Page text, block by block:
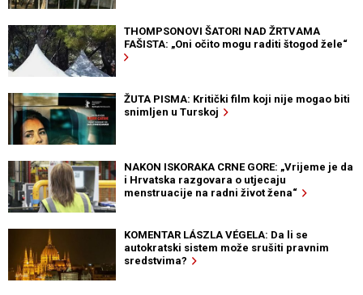
THOMPSONOVI ŠATORI NAD ŽRTVAMA
FAŠISTA: „Oni očito mogu raditi štogod žele“
ŽUTA PISMA: Kritički film koji nije mogao biti
snimljen u Turskoj
NAKON ISKORAKA CRNE GORE: „Vrijeme je da
i Hrvatska razgovara o utjecaju
menstruacije na radni život žena“
KOMENTAR LÁSZLA VÉGELA: Da li se
autokratski sistem može srušiti pravnim
sredstvima?